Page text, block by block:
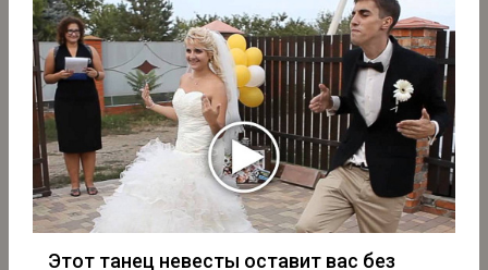
Этот танец невесты оставит вас без